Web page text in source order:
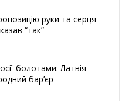
руки та серця
“так”
болотами: Латвія
бар’єр